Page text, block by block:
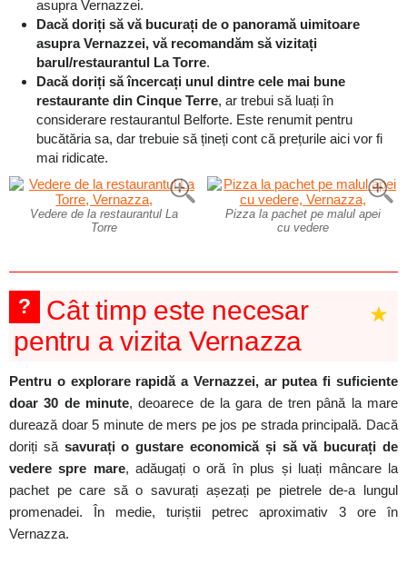
asupra Vernazzei.
Dacă doriți să vă bucurați de o panoramă uimitoare
asupra Vernazzei, vă recomandăm să vizitați
barul/restaurantul La Torre.
Dacă doriți să încercați unul dintre cele mai bune
restaurante din Cinque Terre, ar trebui să luați în
considerare restaurantul Belforte. Este renumit pentru
bucătăria sa, dar trebuie să țineți cont că prețurile aici vor fi
mai ridicate.
Vedere de la restaurantul La
Torre
Pizza la pachet pe malul apei
cu vedere
?
Cât timp este necesar
pentru a vizita Vernazza
Pentru o explorare rapidă a Vernazzei, ar putea fi suficiente
doar 30 de minute, deoarece de la gara de tren până la mare
durează doar 5 minute de mers pe jos pe strada principală. Dacă
doriți să savurați o gustare economică și să vă bucurați de
vedere spre mare, adăugați o oră în plus și luați mâncare la
pachet pe care să o savurați așezați pe pietrele de-a lungul
promenadei. În medie, turiștii petrec aproximativ 3 ore în
Vernazza.